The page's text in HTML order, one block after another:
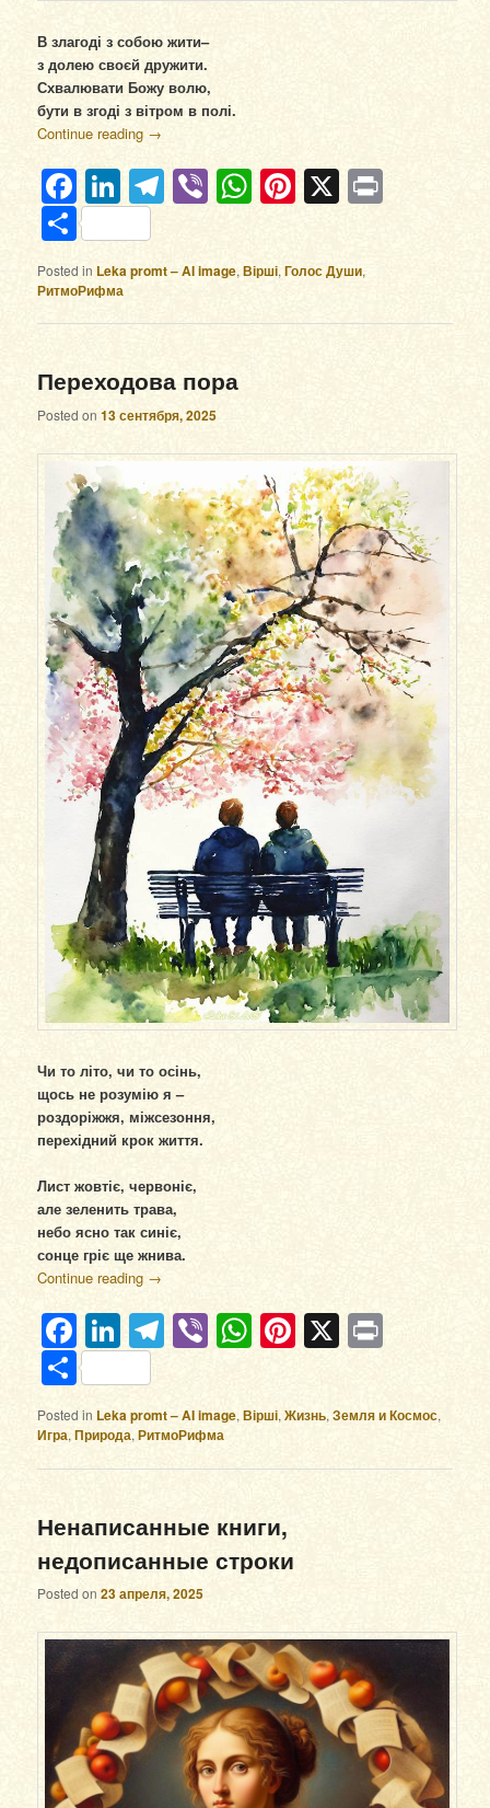
В злагоді з собою жити–
з долею своєй дружити.
Схвалювати Божу волю,
бути в згоді з вітром в полі.
Continue reading →
Facebook
LinkedIn
Telegram
ViberWhatsApp
Pinterest
X
Отправить
Posted in Leka promt – AI image,Вірші,Голос Души,
РитмоРифма
Переходова пора
Posted on13 сентября, 2025
Чи то літо, чи то осінь,
щось не розумію я –
роздоріжжя, міжсезоння,
перехідний крок життя.
Лист жовтіє, червоніє,
але зеленить трава,
небо ясно так синіє,
сонце гріє ще жнива.
Continue reading →
Facebook
LinkedIn
Telegram
ViberWhatsApp
Pinterest
X
Отправить
Posted in Leka promt – AI image,Вірші,Жизнь,Земля и Космос,
Игра,Природа,РитмоРифма
Ненаписанные книги,
недописанные строки
Posted on23 апреля, 2025